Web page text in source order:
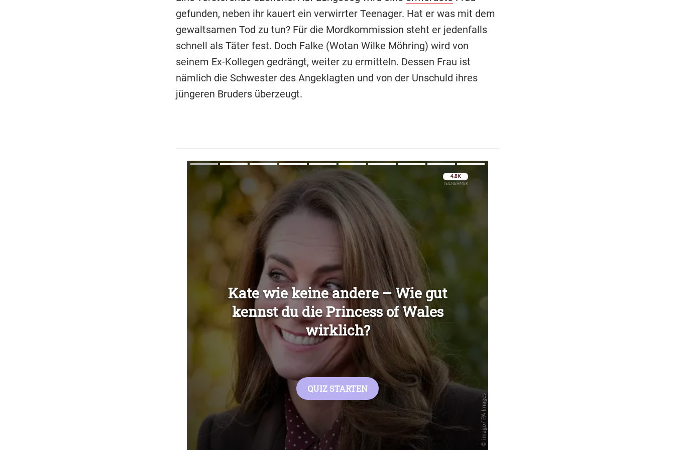
gefunden, neben ihr kauert ein verwirrter Teenager. Hat er was mit dem
gewaltsamen Tod zu tun? Für die Mordkommission steht er jedenfalls
schnell als Täter fest. Doch Falke (Wotan Wilke Möhring) wird von
seinem Ex-Kollegen gedrängt, weiter zu ermitteln. Dessen Frau ist
nämlich die Schwester des Angeklagten und von der Unschuld ihres
jüngeren Bruders überzeugt.
Überspringen